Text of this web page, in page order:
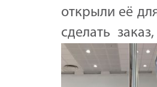
открыли её
сделать